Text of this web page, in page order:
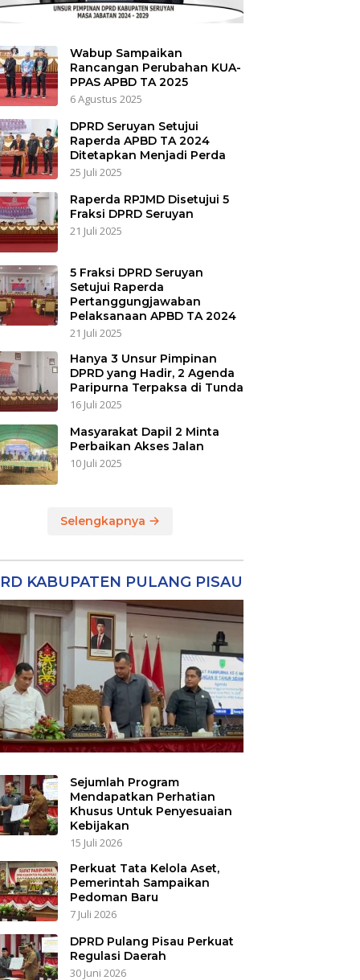
Wabup Sampaikan
Rancangan Perubahan KUA-
PPAS APBD TA 2025
6 Agustus 2025
DPRD Seruyan Setujui
Raperda APBD TA 2024
Ditetapkan Menjadi Perda
25 Juli 2025
Raperda RPJMD Disetujui 5
Fraksi DPRD Seruyan
21 Juli 2025
5 Fraksi DPRD Seruyan
Setujui Raperda
Pertanggungjawaban
Pelaksanaan APBD TA 2024
21 Juli 2025
Hanya 3 Unsur Pimpinan
DPRD yang Hadir, 2 Agenda
Paripurna Terpaksa di Tunda
16 Juli 2025
Masyarakat Dapil 2 Minta
Perbaikan Akses Jalan
10 Juli 2025
Selengkapnya
KABUPATEN PULANG PISAU
Sejumlah Program
Mendapatkan Perhatian
Khusus Untuk Penyesuaian
Kebijakan
15 Juli 2026
Perkuat Tata Kelola Aset,
Pemerintah Sampaikan
Pedoman Baru
7 Juli 2026
DPRD Pulang Pisau Perkuat
Regulasi Daerah
30 Juni 2026